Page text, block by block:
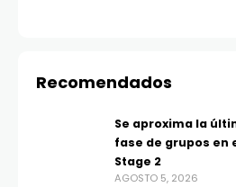
Recomendados
Se aproxima la
fase de grupos en
Stage 2
AGOSTO 5, 2026